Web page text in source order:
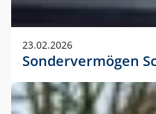
23.02.2026
Sondervermögen